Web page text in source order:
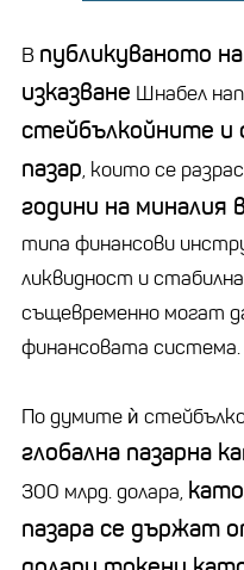
В публикуваното
изказване Шнабел
стейбълкойните и
пазар, които се
години на миналия
типа финансови
ликвидност и
същевременно могат
финансовата система.
По думите ѝ
глобална пазарна
300 млрд. долара,
пазара се държат